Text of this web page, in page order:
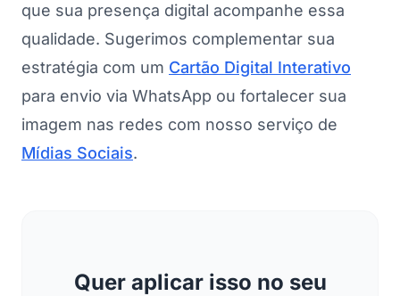
que sua presença digital acompanhe essa
qualidade. Sugerimos complementar sua
estratégia com um Cartão Digital Interativo
para envio via WhatsApp ou fortalecer sua
imagem nas redes com nosso serviço de
Mídias Sociais.
Quer aplicar isso no seu